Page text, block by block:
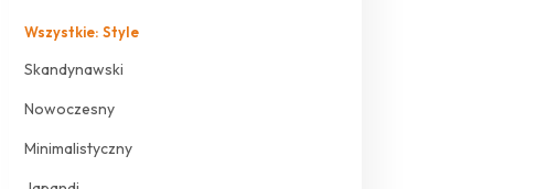
Wszystkie: Style
Skandynawski
Nowoczesny
Minimalistyczny